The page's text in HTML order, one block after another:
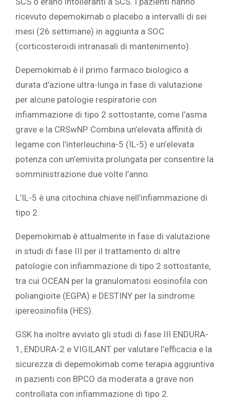
ricevuto depemokimab o placebo a intervalli di sei
mesi (26 settimane) in aggiunta a SOC
(corticosteroidi intranasali di mantenimento).
Depemokimab è il primo farmaco biologico a
durata d’azione ultra-lunga in fase di valutazione
per alcune patologie respiratorie con
infiammazione di tipo 2 sottostante, come l’asma
grave e la CRSwNP. Combina un’elevata affinità di
legame con l’interleuchina-5 (IL-5) e un’elevata
potenza con un’emivita prolungata per consentire la
somministrazione due volte l’anno.
L’IL-5 è una citochina chiave nell’infiammazione di
tipo 2.
Depemokimab è attualmente in fase di valutazione
in studi di fase III per il trattamento di altre
patologie con infiammazione di tipo 2 sottostante,
tra cui OCEAN per la granulomatosi eosinofila con
poliangioite (EGPA) e DESTINY per la sindrome
ipereosinofila (HES).
GSK ha inoltre avviato gli studi di fase III ENDURA-
1, ENDURA-2 e VIGILANT per valutare l’efficacia e la
sicurezza di depemokimab come terapia aggiuntiva
in pazienti con BPCO da moderata a grave non
controllata con infiammazione di tipo 2.